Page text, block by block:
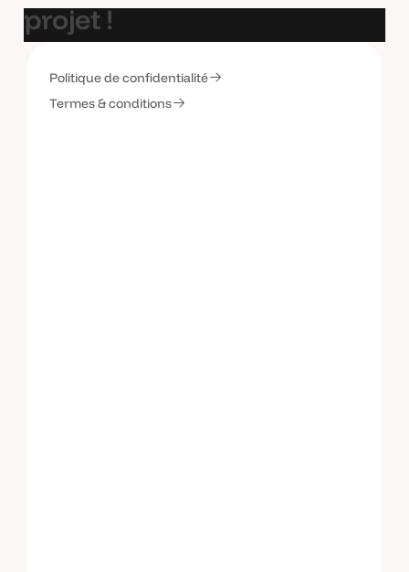
projet!
Contactez-moi
Contactez-moi
Politique de confidentialité
Termes & conditions